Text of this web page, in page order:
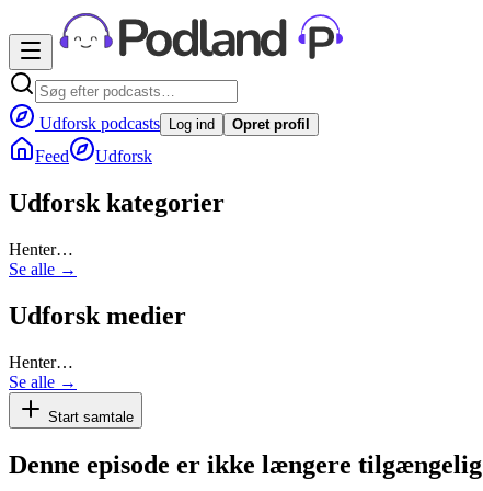
Udforsk podcasts Log ind Opret profil
Feed Udforsk
Udforsk kategorier
Henter…
Se alle →
Udforsk medier
Henter…
Se alle →
Start samtale
Denne episode er ikke længere tilgængelig